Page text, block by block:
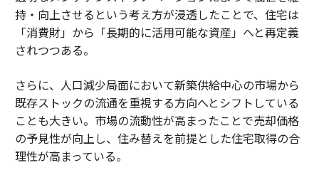
持・向上させるという考え方が浸透したことで、住宅は
「消費財」から「長期的に活用可能な資産」へと再定義
されつつある。
さらに、人口減少局面において新築供給中心の市場から
既存ストックの流通を重視する方向へとシフトしている
ことも大きい。市場の流動性が高まったことで売却価格
の予見性が向上し、住み替えを前提とした住宅取得の合
理性が高まっている。